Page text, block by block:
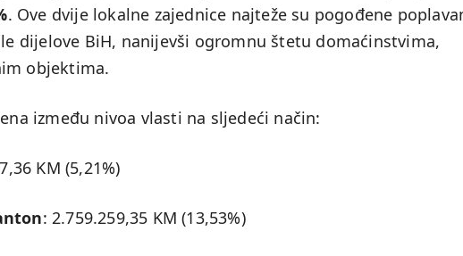
. Ove dvije lokalne zajednice najteže su pogođene
dijelove BiH, nanijevši ogromnu štetu domaćinstvima,
objektima.
između nivoa vlasti na sljedeći način:
KM (5,21%)
: 2.759.259,35 KM (13,53%)